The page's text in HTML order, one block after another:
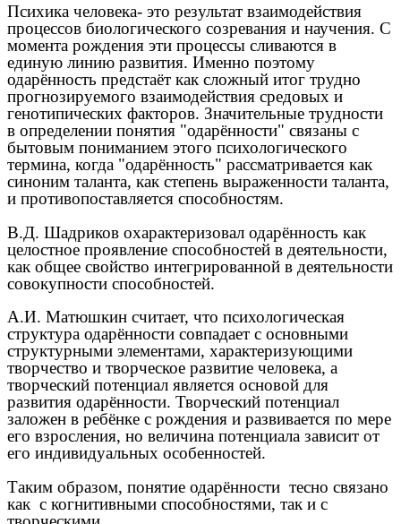
Психика человека- это результат взаимодействия
процессов биологического созревания и научения. С
момента рождения эти процессы сливаются в
единую линию развития. Именно поэтому
одарённость предстаёт как сложный итог трудно
прогнозируемого взаимодействия средовых и
генотипических факторов. Значительные трудности
в определении понятия "одарённости" связаны с
бытовым пониманием этого психологического
термина, когда "одарённость" рассматривается как
синоним таланта, как степень выраженности таланта,
и противопоставляется способностям.
В.Д. Шадриков охарактеризовал одарённость как
целостное проявление способностей в деятельности,
как общее свойство интегрированной в деятельности
совокупности способностей.
А.И. Матюшкин считает, что психологическая
структура одарённости совпадает с основными
структурными элементами, характеризующими
творчество и творческое развитие человека, а
творческий потенциал является основой для
развития одарённости. Творческий потенциал
заложен в ребёнке с рождения и развивается по мере
его взросления, но величина потенциала зависит от
его индивидуальных особенностей.
Таким образом, понятие одарённости тесно связано
как с когнитивными способностями, так и с